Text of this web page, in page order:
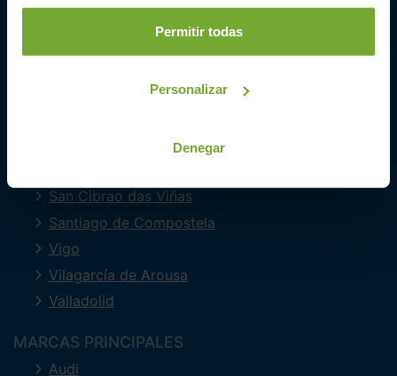
Permitir todas
Personalizar
Denegar
Mourente
San Cibrao das Viñas
Santiago de Compostela
Vigo
Vilagarcía de Arousa
Valladolid
MARCAS PRINCIPALES
Audi